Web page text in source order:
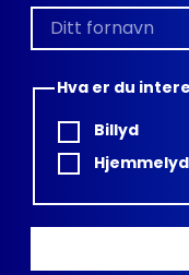
Hva er du
Billyd
Hjemmelyd